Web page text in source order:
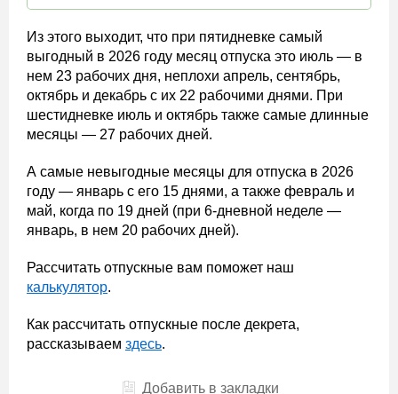
Из этого выходит, что при пятидневке самый
выгодный в 2026 году месяц отпуска это июль — в
нем 23 рабочих дня, неплохи апрель, сентябрь,
октябрь и декабрь с их 22 рабочими днями. При
шестидневке июль и октябрь также самые длинные
месяцы — 27 рабочих дней.
А самые невыгодные месяцы для отпуска в 2026
году — январь с его 15 днями, а также февраль и
май, когда по 19 дней (при 6-дневной неделе —
январь, в нем 20 рабочих дней).
Рассчитать отпускные вам поможет наш
калькулятор.
Как рассчитать отпускные после декрета,
рассказываем здесь.
Добавить в закладки